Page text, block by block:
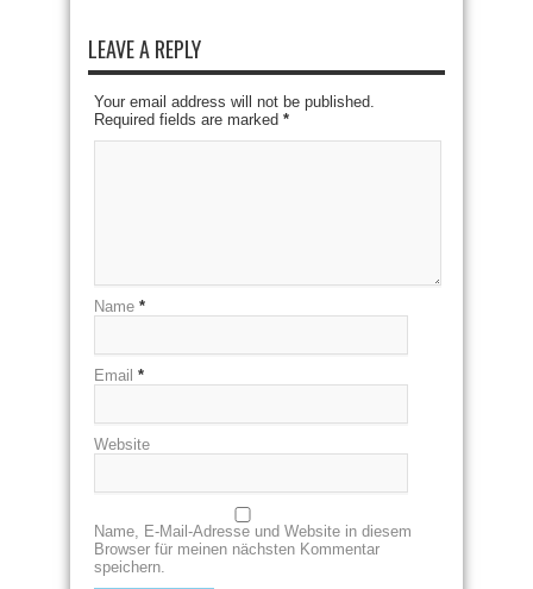
LEAVE A REPLY
Your email address will not be published.
Required fields are marked *
Name *
Email *
Website
Name, E-Mail-Adresse und Website in diesem
Browser für meinen nächsten Kommentar
speichern.